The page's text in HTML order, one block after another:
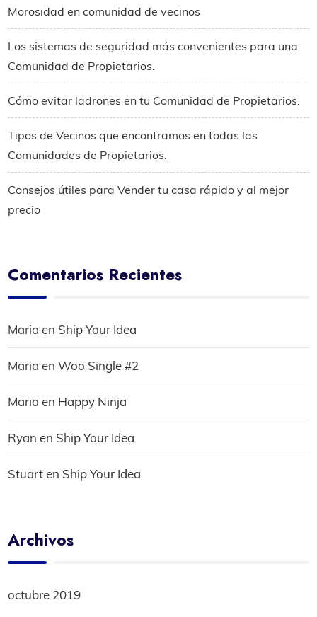
Morosidad en comunidad de vecinos
Los sistemas de seguridad más convenientes para una
Comunidad de Propietarios.
Cómo evitar ladrones en tu Comunidad de Propietarios.
Tipos de Vecinos que encontramos en todas las
Comunidades de Propietarios.
Consejos útiles para Vender tu casa rápido y al mejor
precio
Comentarios Recientes
Maria en Ship Your Idea
Maria enWoo Single #2
Maria en Happy Ninja
Ryan en Ship Your Idea
Stuarten Ship Your Idea
Archivos
octubre 2019